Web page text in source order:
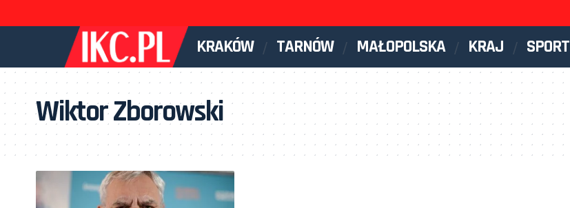
KRAKÓW TARNÓW MAŁOPOLSKA KRAJ SPORT
Wiktor Zborowski